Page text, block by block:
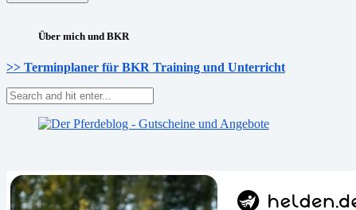
Über mich und BKR
>> Terminplaner für BKR Training und Unterricht